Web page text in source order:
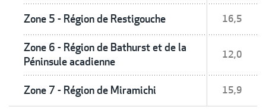
Zone 5 - Région de Restigouche 16,5
Zone 6 - Région de Bathurst et de la
Péninsule acadienne
12,0
Zone 7 - Région de Miramichi 15,9